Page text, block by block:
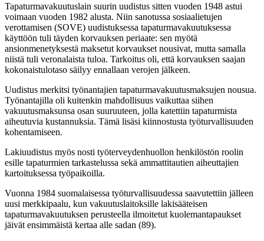
Tapaturmavakuutuslain suurin uudistus sitten vuoden 1948 astui
voimaan vuoden 1982 alusta. Niin sanotussa sosiaalietujen
verottamisen (SOVE) uudistuksessa tapaturmavakuutuksessa
käyttöön tuli täyden korvauksen periaate: sen myötä
ansionmenetyksestä maksetut korvaukset nousivat, mutta samalla
niistä tuli veronalaista tuloa. Tarkoitus oli, että korvauksen saajan
kokonaistulotaso säilyy ennallaan verojen jälkeen.
Uudistus merkitsi työnantajien tapaturmavakuutusmaksujen nousua.
Työnantajilla oli kuitenkin mahdollisuus vaikuttaa siihen
vakuutusmaksunsa osan suuruuteen, jolla katettiin tapaturmista
aiheutuvia kustannuksia. Tämä lisäsi kiinnostusta työturvallisuuden
kohentamiseen.
Lakiuudistus myös nosti työterveydenhuollon henkilöstön roolin
esille tapaturmien tarkastelussa sekä ammattitautien aiheuttajien
kartoituksessa työpaikoilla.
Vuonna 1984 suomalaisessa työturvallisuudessa saavutettiin jälleen
uusi merkkipaalu, kun vakuutuslaitoksille lakisääteisen
tapaturmavakuutuksen perusteella ilmoitetut kuolemantapaukset
jäivät ensimmäistä kertaa alle sadan (89).